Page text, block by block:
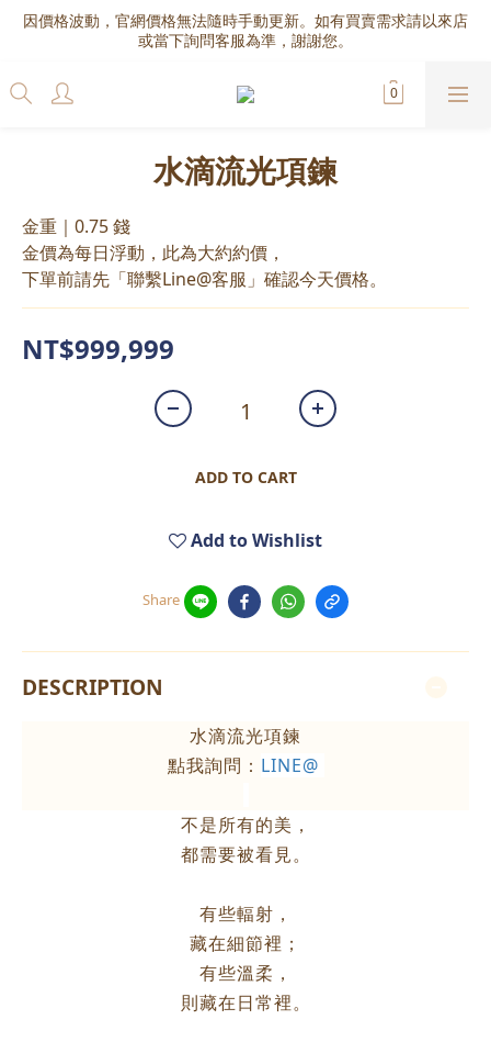
因價格波動，官網價格無法隨時手動更新。如有買賣需求請以來店
或當下詢問客服為準，謝謝您。
水滴流光項鍊
金重｜0.75 錢
金價為每日浮動，此為大約約價，
下單前請先「聯繫Line@客服」確認今天價格。
NT$999,999
ADD TO CART
Add to Wishlist
Share
DESCRIPTION
水滴流光項鍊
點我詢問： LINE@
不是所有的美，
都需要被看見。
有些輻射，
藏在細節裡；
有些溫柔，
則藏在日常裡。